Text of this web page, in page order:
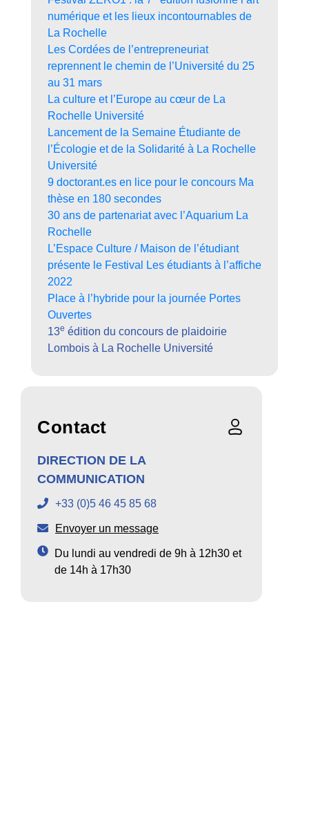
numérique et les lieux incontournables de
La Rochelle
Les Cordées de l’entrepreneuriat
reprennent le chemin de l’Université du 25
au 31 mars
La culture et l’Europe au cœur de La
Rochelle Université
Lancement de la Semaine Étudiante de
l’Écologie et de la Solidarité à La Rochelle
Université
9 doctorant.es en lice pour le concours Ma
thèse en 180 secondes
30 ans de partenariat avec l’Aquarium La
Rochelle
L’Espace Culture / Maison de l’étudiant
présente le Festival Les étudiants à l’affiche
2022
Place à l’hybride pour la journée Portes
Ouvertes
13e édition du concours de plaidoirie
Lombois à La Rochelle Université
Contact
DIRECTION DE LA
COMMUNICATION
+33 (0)5 46 45 85 68
Envoyer un message
Du lundi au vendredi de 9h à 12h30 et
de 14h à 17h30